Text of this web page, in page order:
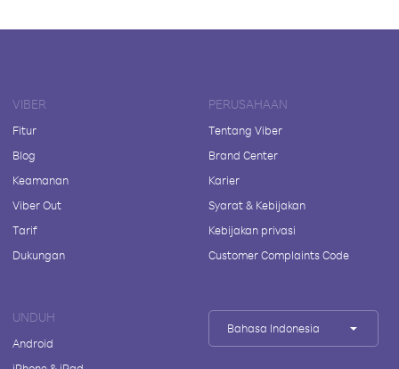
VIBER
Fitur
Blog
Keamanan
Viber Out
Tarif
Dukungan
PERUSAHAAN
Tentang Viber
Brand Center
Karier
Syarat & Kebijakan
Kebijakan privasi
Customer Complaints Code
UNDUH
Android
Bahasa Indonesia